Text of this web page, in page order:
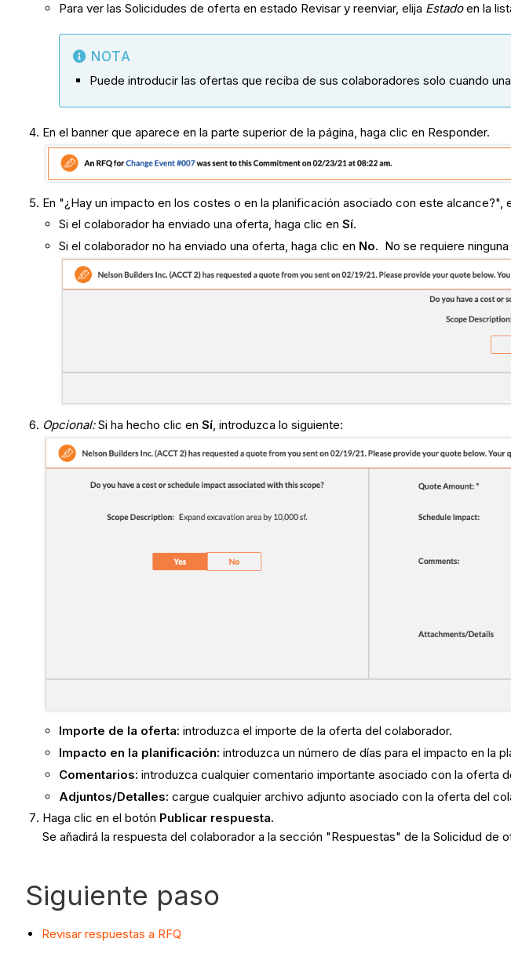
Para ver las Solicidudes de oferta en estado Revisar y reenviar, elija Estadoen la
NOTA
Puede introducir las ofertas que reciba de sus colaboradores solo cuando
En el banner que aparece en la parte superior de la página, haga clic en Responder.
En "¿Hay un impacto en los costes o en la planificación asociado con este alcance?",
Si el colaborador ha enviado una oferta, haga clic enSí.
Si el colaborador no ha enviado una oferta, haga clic en No. No se requiere
Opcional:Si ha hecho clic enSí, introduzca lo siguiente:
Importe de la oferta:introduzca el importe de la oferta del colaborador.
Impacto en la planificación:introduzca un número de días para el impacto en la
Comentarios:introduzca cualquier comentario importante asociado con la oferta
Adjuntos/Detalles:cargue cualquier archivo adjunto asociado con la oferta del
Haga clic en el botón Publicar respuesta.
Se añadirá la respuesta del colaborador a la sección "Respuestas" de la Solicidud de
Siguiente paso
Revisar respuestas a RFQ